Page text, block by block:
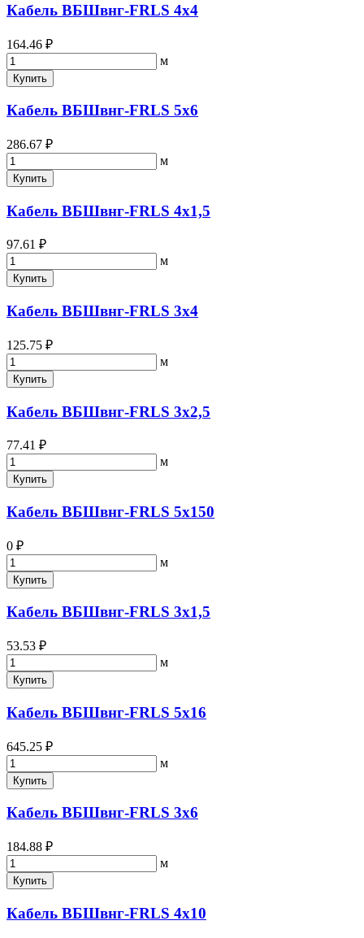
Кабель ВБШвнг-FRLS 4х4
164.46 ₽
м
Купить
Кабель ВБШвнг-FRLS 5х6
286.67 ₽
м
Купить
Кабель ВБШвнг-FRLS 4х1,5
97.61 ₽
м
Купить
Кабель ВБШвнг-FRLS 3х4
125.75 ₽
м
Купить
Кабель ВБШвнг-FRLS 3х2,5
77.41 ₽
м
Купить
Кабель ВБШвнг-FRLS 5х150
0 ₽
м
Купить
Кабель ВБШвнг-FRLS 3х1,5
53.53 ₽
м
Купить
Кабель ВБШвнг-FRLS 5х16
645.25 ₽
м
Купить
Кабель ВБШвнг-FRLS 3х6
184.88 ₽
м
Купить
Кабель ВБШвнг-FRLS 4х10